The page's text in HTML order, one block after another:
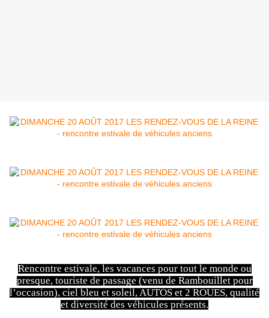
Rencontre estivale, les vacances pour tout le monde ou
presque, touriste de passage (venu de Rambouillet pour
l’occasion), ciel bleu et soleil, AUTOS et 2 ROUES, qualité
et diversité des véhicules présents.